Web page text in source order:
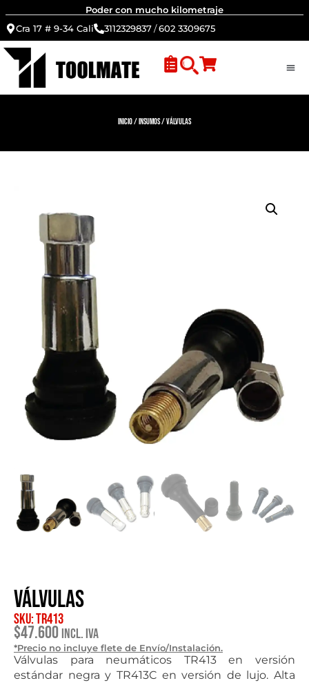
Poder con mucho kilometraje
Cra 17 # 9-34 Cali
3112329837/602 3309675
Inicio/ Insumos/ Válvulas
Válvulas
SKU: TR413
$47.600 Incl. IVA
*Precio no incluye flete de Envío/Instalación.
Válvulas para neumáticos TR413 en versión
estándar negra y TR413C en versión de lujo. Alta